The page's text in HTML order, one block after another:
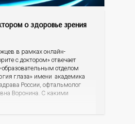
о здоровье зрения
в рамках онлайн-
с доктором» отвечает
отделом
глаза» имени академика
России, офтальмолог
Воронина. С какими